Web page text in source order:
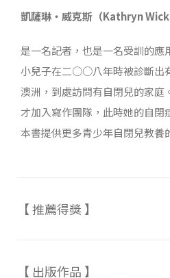
凱薩琳・威克斯（Kathryn
是一名記者，也是一名受訓的應
小兒子在二○○八年時被診斷出
澳洲，到處訪問有自閉兒的家庭
才加入寫作團隊，此時她的自閉
本書提供更多青少年自閉兒教養
【 推薦得獎 】
【 出版作品 】